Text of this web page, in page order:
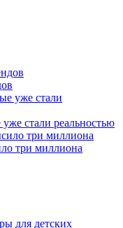
стали реальностью
три миллиона
для детских